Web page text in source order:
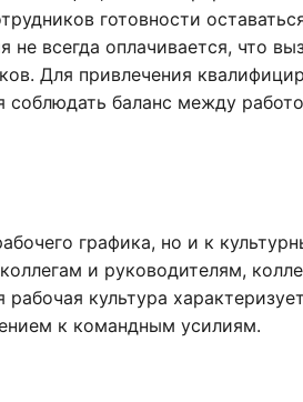
готовности
всегда оплачивается, что
Для привлечения
баланс между
графика, но и к
и руководителям,
культура
к командным усилиям.